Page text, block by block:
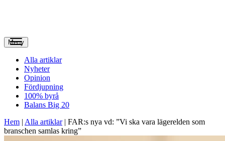
Meny
Alla artiklar
Nyheter
Opinion
Fördjupning
100% byrå
Balans Big 20
Hem | Alla artiklar| FAR:s nya vd: ”Vi ska vara lägerelden som
branschen samlas kring”